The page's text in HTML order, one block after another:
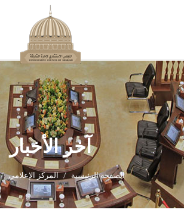
آخر الأخبار
الصفحة الرئيسية المركز الإعلامي